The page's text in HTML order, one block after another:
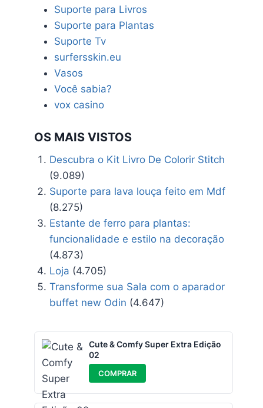
Suporte para Livros
Suporte para Plantas
Suporte Tv
surfersskin.eu
Vasos
Você sabia?
vox casino
OS MAIS VISTOS
Descubra o Kit Livro De Colorir Stitch
(9.089)
Suporte para lava louça feito em Mdf
(8.275)
Estante de ferro para plantas:
funcionalidade e estilo na decoração
(4.873)
Loja (4.705)
Transforme sua Sala com o aparador
buffet new Odin (4.647)
Cute & Comfy Super Extra Edição
02
COMPRAR